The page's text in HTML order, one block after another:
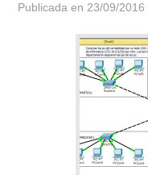
Publicada en 23/09/2016